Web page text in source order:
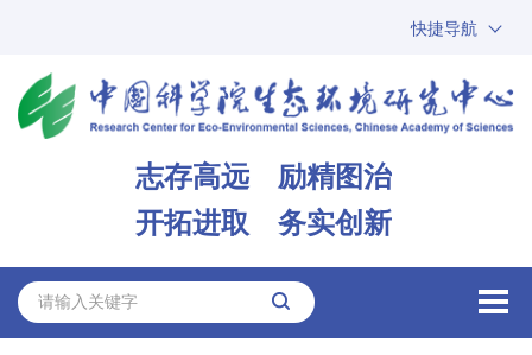
快捷导航
ARP
邮箱
志存高远 励精图治
开拓进取 务实创新